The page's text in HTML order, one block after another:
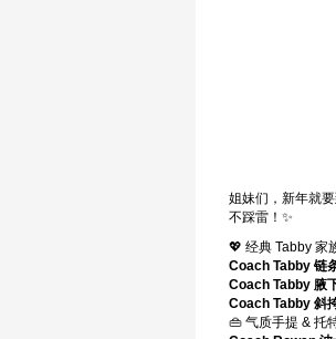
姐妹们，新年就
不踩雷！✨
💖 经典 Tabby 家
Coach Tabby 链
Coach Tabby 腋
Coach Tabby 斜
👜 气质手提 & 托